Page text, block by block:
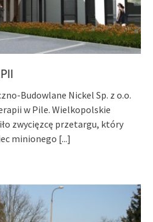
Budowlane Nickel Sp. z o.o.
w Pile. Wielkopolskie
zwycięzcę przetargu, który
minionego [...]